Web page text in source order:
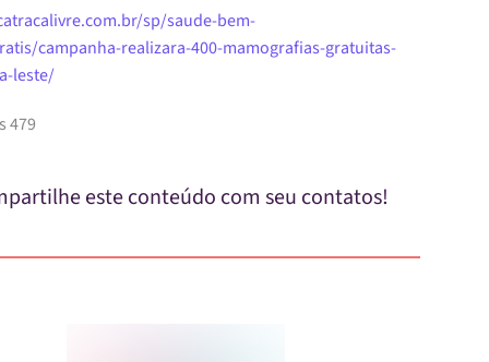
sp/saude-bem-
campanha-realizara-400-mamografias-gratuitas-
leste/
479
este conteúdo com seu contatos!